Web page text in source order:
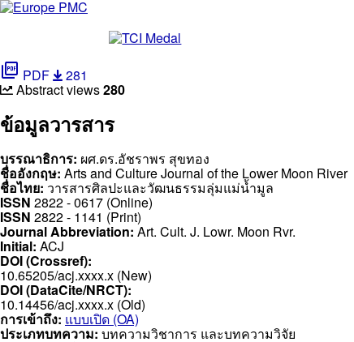
picture_as_pdf PDF 281
Abstract views280
ข้อมูลวารสาร
บรรณาธิการ: ผศ.ดร.อัชราพร สุขทอง
ชื่ออังกฤษ: Arts and Culture Journal of the Lower Moon River
ชื่อไทย: วารสารศิลปะและวัฒนธรรมลุ่มแม่น้ำมูล
ISSN 2822 - 0617 (Online)
ISSN 2822 - 1141 (Print)
Journal Abbreviation: Art. Cult. J. Lowr. Moon Rvr.
Initial: ACJ
DOI (Crossref):
10.65205/acj.xxxx.x (New)
DOI (DataCite/NRCT):
10.14456/acj.xxxx.x (Old)
การเข้าถึง: แบบเปิด (OA)
ประเภทบทความ: บทความวิชาการ และบทความวิจัย